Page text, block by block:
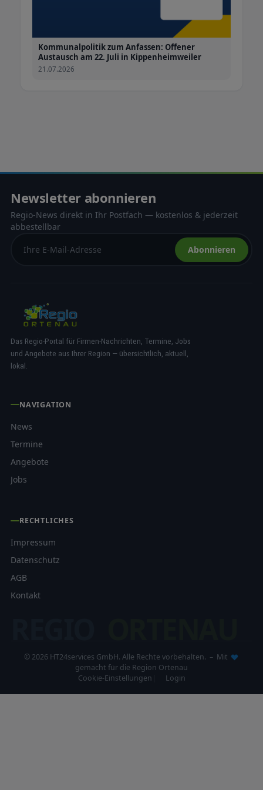
Kommunalpolitik zum Anfassen: Offener
Austausch am 22. Juli in Kippenheimweiler
21.07.2026
Newsletter abonnieren
Regio-News direkt in Ihr Postfach — kostenlos & jederzeit
abbestellbar
Abonnieren
Das Regio-Portal für Firmen-Nachrichten, Termine, Jobs
und Angebote aus Ihrer Region — übersichtlich, aktuell,
lokal.
NAVIGATION
News
Termine
Angebote
Jobs
RECHTLICHES
Impressum
Datenschutz
AGB
Kontakt
© 2026 HT24services GmbH. Alle Rechte vorbehalten. – Mit
gemacht für die Region Ortenau
Cookie-Einstellungen
Login